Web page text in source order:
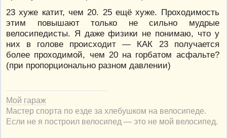
23 хуже катит, чем 20. 25 ещё хуже. Проходимость
этим повышают только не сильно мудрые
велосипедисты. Я даже физики не понимаю, что у
них в голове происходит — КАК 23 получается
более проходимой, чем 20 на горбатом асфальте?
(при пропорционально разном давлении)
Мой гараж
Мастер спорта по езде за хлебушком на велосипеде.
Если не я построил велосипед — это не мой велосипед.